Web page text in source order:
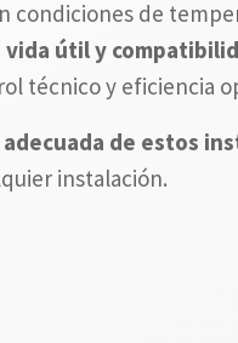
condiciones de
útil y
técnico y eficiencia
de estos
instalación.